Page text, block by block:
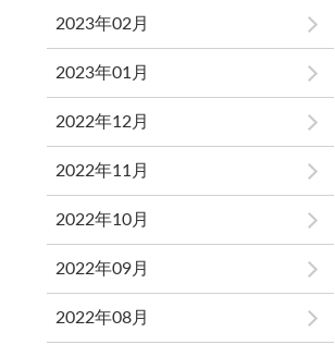
2023年02月
2023年01月
2022年12月
2022年11月
2022年10月
2022年09月
2022年08月